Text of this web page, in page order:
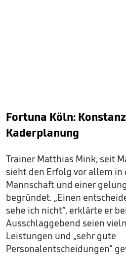
Fortuna Köln:
Kaderplanung
Trainer Matthias Mink, seit
sieht den Erfolg vor allem in
Mannschaft und einer
begründet. „Einen
sehe ich nicht“, erklärte er
Ausschlaggebend seien
Leistungen und „sehr gute
Personalentscheidungen“